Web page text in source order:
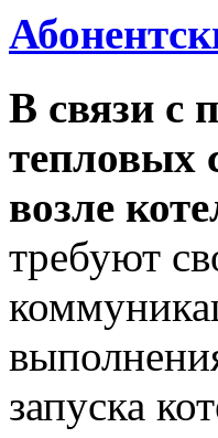
В связи с
тепловых
возле
требуют
запуска